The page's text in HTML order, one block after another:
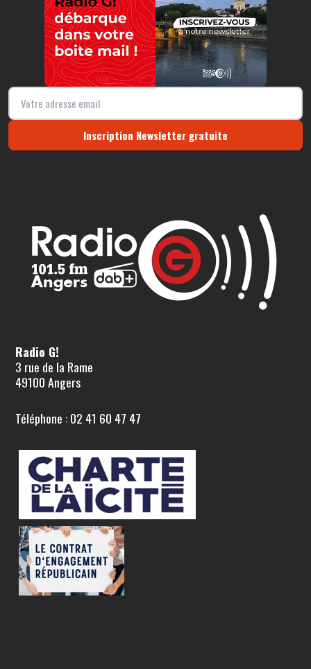
Inscription Newsletter gratuite
Radio G!
3 rue de la Rame
49100 Angers
Téléphone : 02 41 60 47 47